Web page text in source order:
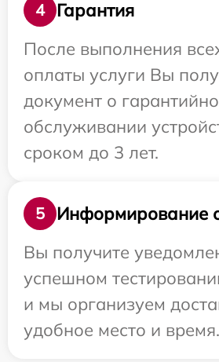
4
Гарантия
После выполнения
оплаты услуги Вы
документ о
обслуживании
сроком до 3 лет.
5
Информирование
Вы получите
успешном
и мы организуем
удобное место и время.